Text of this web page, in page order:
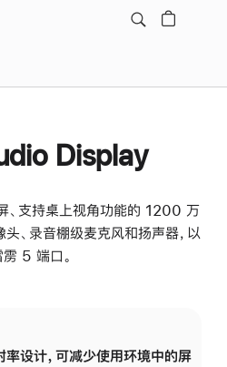
Display
支持桌上视角功能的 1200 万
录音棚级麦克风和扬声器，以
雳 5 端口。
设计，可减少使用环境中的屏